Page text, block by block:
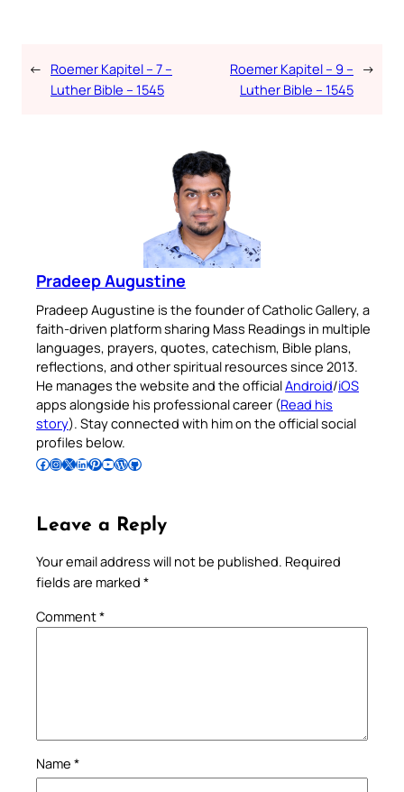
← Roemer Kapitel – 7 –
Luther Bible – 1545
Roemer Kapitel – 9 –
Luther Bible – 1545
→
Pradeep Augustine
Pradeep Augustine is the founder of Catholic Gallery, a
faith-driven platform sharing Mass Readings in multiple
languages, prayers, quotes, catechism, Bible plans,
reflections, and other spiritual resources since 2013.
He manages the website and the officialAndroid/iOS
apps alongside his professional career (Read his
story). Stay connected with him on the official social
profiles below.
Follow Pradeep on Facebook Follow Pradeep on InstagramFollow Pradeep on X Follow Pradeep on LinkedIn Follow Pradeep on Pinterest Subscribe to Pradeep’s Youtube Channel Follow Pradeep on WordPress Follow Pradeep on GitHub
Leave a Reply
Your email address will not be published. Required
fields are marked *
Comment*
Name *